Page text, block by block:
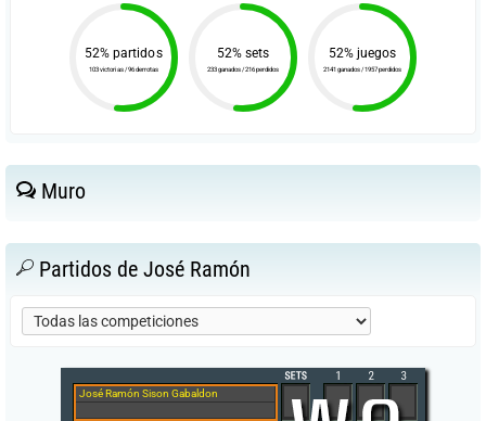
52% partidos
103 victorias / 96 derrotas
52% sets
233 ganados / 216 perdidos
52% juegos
2141 ganados / 1957 perdidos
Muro
Partidos de José Ramón
José Ramón Sison Gabaldon